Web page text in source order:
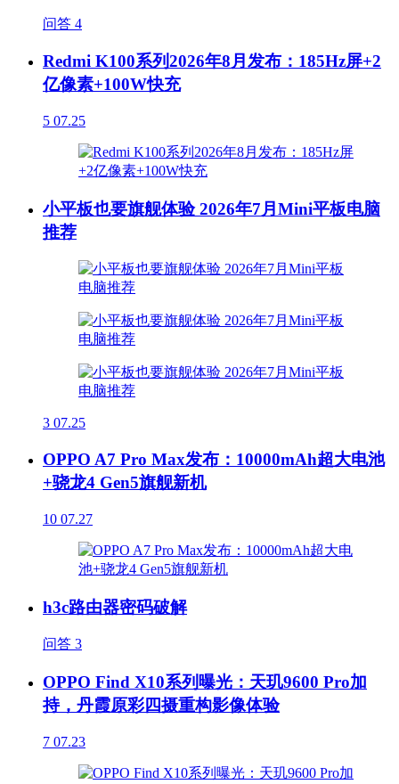
问答 4
Redmi K100系列2026年8月发布：185Hz屏+2
亿像素+100W快充
5 07.25
小平板也要旗舰体验 2026年7月Mini平板电脑
推荐
3 07.25
OPPO A7 Pro Max发布：10000mAh超大电池
+骁龙4 Gen5旗舰新机
10 07.27
h3c路由器密码破解
问答 3
OPPO Find X10系列曝光：天玑9600 Pro加
持，丹霞原彩四摄重构影像体验
7 07.23